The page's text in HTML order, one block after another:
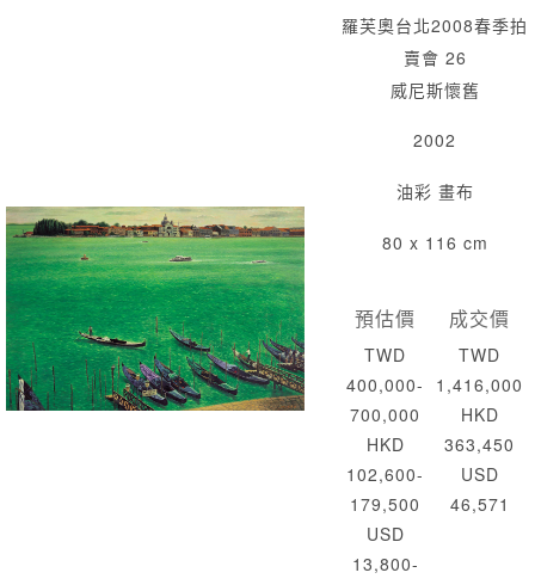
羅芙奧台北2008春季拍
賣會 26
威尼斯懷舊
2002
油彩 畫布
80 x 116 cm
預估價
TWD
400,000-
700,000
HKD
102,600-
179,500
USD
13,800-
成交價
TWD
1,416,000
HKD
363,450
USD
46,571